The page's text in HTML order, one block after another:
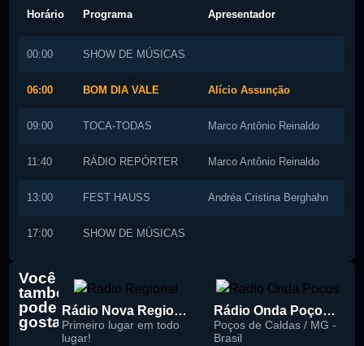
Horário Programa Apresentador
00:00 SHOW DE MÚSICAS
06:00 BOM DIA VALE Alício Assunção
09:00 TOCA-TODAS Marco Antônio Reinaldo
11:40 RÁDIO REPÓRTER Marco Antônio Reinaldo
13:00 FEST HAUSS Andréa Cristina Berghahn
17:00 SHOW DE MÚSICAS
Você
também
pode
gostar
Rádio Nova Regional 91.5 FM
Primeiro lugar em todo
lugar!
Rádio Onda Poços 96.7 FM
Poços de Caldas / MG -
Brasil